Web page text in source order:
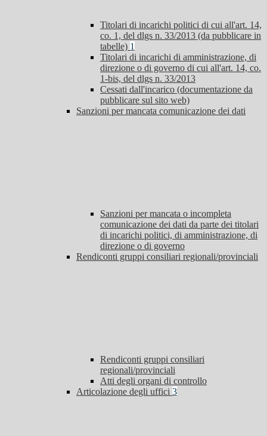
Titolari di incarichi politici di cui all'art. 14,
co. 1, del dlgs n. 33/2013 (da pubblicare in
tabelle) 1
Titolari di incarichi di amministrazione, di
direzione o di governo di cui all'art. 14, co.
1-bis, del dlgs n. 33/2013
Cessati dall'incarico (documentazione da
pubblicare sul sito web)
Sanzioni per mancata comunicazione dei dati
Sanzioni per mancata o incompleta
comunicazione dei dati da parte dei titolari
di incarichi politici, di amministrazione, di
direzione o di governo
Rendiconti gruppi consiliari regionali/provinciali
Rendiconti gruppi consiliari
regionali/provinciali
Atti degli organi di controllo
Articolazione degli uffici 3